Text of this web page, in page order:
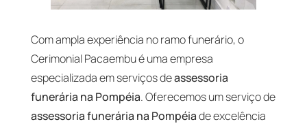
Com ampla experiência no ramo funerário, o
Cerimonial Pacaembu é uma empresa
especializada em serviços deassessoria
funerária na Pompéia. Oferecemos um serviço de
assessoria funerária na Pompéiade excelência